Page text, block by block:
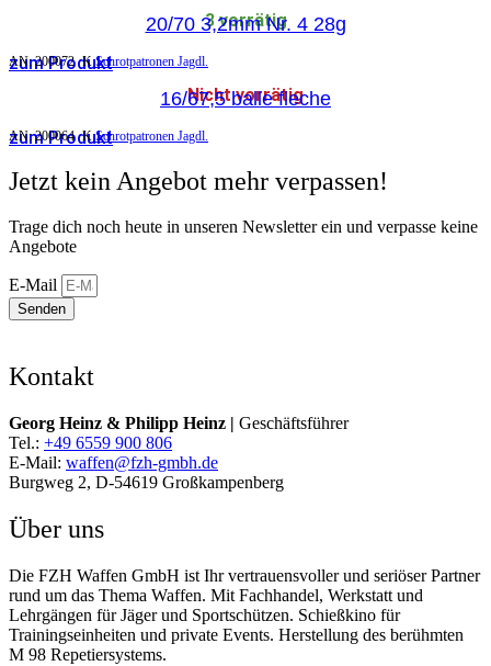
3 vorrätig
20/70 3,2mm Nr. 4 28g
zum Produkt
AN:200072 K Schrotpatronen Jagdl.
Nicht vorrätig
16/67,5 balle fleche
zum Produkt
AN:200064 K Schrotpatronen Jagdl.
Jetzt kein Angebot mehr verpassen!
Trage dich noch heute in unseren Newsletter ein und verpasse keine
Angebote
E-Mail
Senden
Kontakt
Georg Heinz & Philipp Heinz | Geschäftsführer
Tel.: +49 6559 900 806
E-Mail: waffen@fzh-gmbh.de
Burgweg 2, D-54619 Großkampenberg
Über uns
Die FZH Waffen GmbH ist Ihr vertrauensvoller und seriöser Partner
rund um das Thema Waffen. Mit Fachhandel, Werkstatt und
Lehrgängen für Jäger und Sportschützen. Schießkino für
Trainingseinheiten und private Events. Herstellung des berühmten
M 98 Repetiersystems.